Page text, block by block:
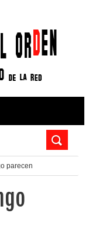
parecen